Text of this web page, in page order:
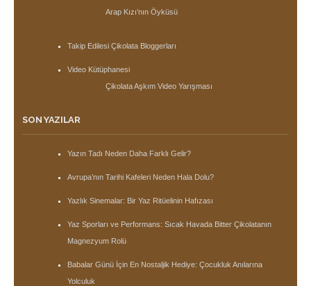
Arap Kızı’nın Öyküsü
Takip Edilesi Çikolata Bloggerları
Video Kütüphanesi
Çikolata Aşkım Video Yarışması
SON YAZILAR
Yazın Tadı Neden Daha Farklı Gelir?
Avrupa’nın Tarihi Kafeleri Neden Hala Dolu?
Yazlık Sinemalar: Bir Yaz Ritüelinin Hafızası
Yaz Sporları ve Performans: Sıcak Havada Bitter Çikolatanın
Magnezyum Rolü
Babalar Günü İçin En Nostaljik Hediye: Çocukluk Anılarına
Yolculuk